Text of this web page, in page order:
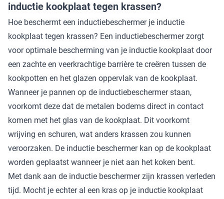
inductie kookplaat tegen krassen?
Hoe beschermt een inductiebeschermer je inductie
kookplaat tegen krassen? Een inductiebeschermer zorgt
voor optimale bescherming van je inductie kookplaat door
een zachte en veerkrachtige barrière te creëren tussen de
kookpotten en het glazen oppervlak van de kookplaat.
Wanneer je pannen op de inductiebeschermer staan,
voorkomt deze dat de metalen bodems direct in contact
komen met het glas van de kookplaat. Dit voorkomt
wrijving en schuren, wat anders krassen zou kunnen
veroorzaken. De inductie beschermer kan op de kookplaat
worden geplaatst wanneer je niet aan het koken bent.
Met dank aan de inductie beschermer zijn krassen verleden
tijd. Mocht je echter al een kras op je inductie kookplaat